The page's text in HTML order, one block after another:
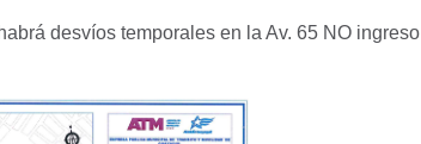
desvíos temporales en la Av. 65 NO ingreso